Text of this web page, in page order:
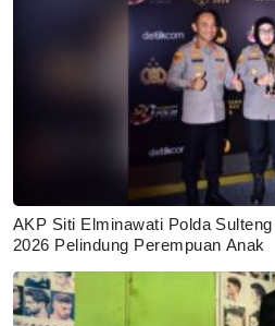
AKP Siti Elminawati Polda
2026 Pelindung Perempuan Anak